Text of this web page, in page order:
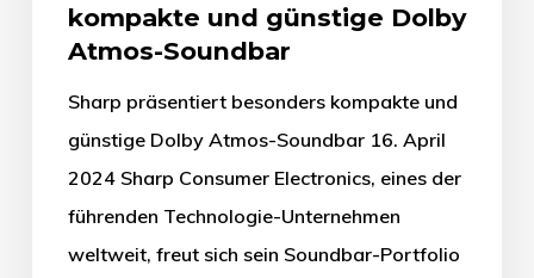
kompakte und günstige Dolby
Atmos-Soundbar
Sharp präsentiert besonders kompakte und
günstige Dolby Atmos-Soundbar 16. April
2024 Sharp Consumer Electronics, eines der
führenden Technologie-Unternehmen
weltweit, freut sich sein Soundbar-Portfolio